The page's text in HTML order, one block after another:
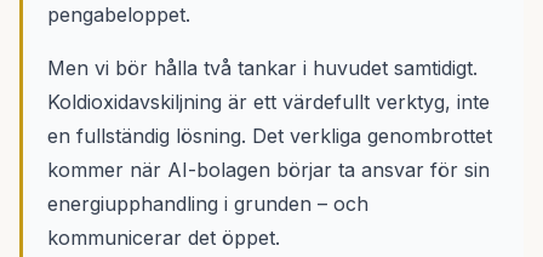
pengabeloppet.
Men vi bör hålla två tankar i huvudet samtidigt.
Koldioxidavskiljning är ett värdefullt verktyg, inte
en fullständig lösning. Det verkliga genombrottet
kommer när AI-bolagen börjar ta ansvar för sin
energiupphandling i grunden – och
kommunicerar det öppet.